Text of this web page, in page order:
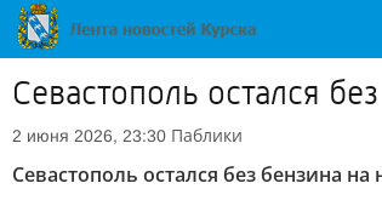
Севастополь остался
2 июня 2026, 23:30 Паблики
Севастополь остался без бензина